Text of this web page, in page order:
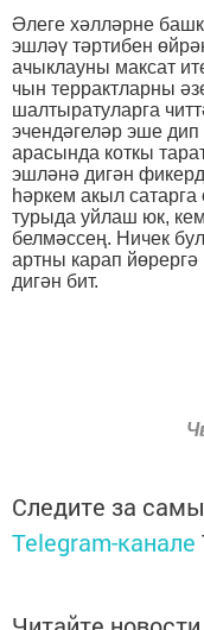
Әлеге хәлләрне
эшләү тәртибен
ачыклауны максат
чын террактларны
шалтыратуларга
эчендәгеләр эше
арасында коткы
эшләнә дигән
һәркем акыл
турыда уйлаш юк,
белмәссең. Ничек
артны карап
дигән бит.
Следите за
Telegram-канале